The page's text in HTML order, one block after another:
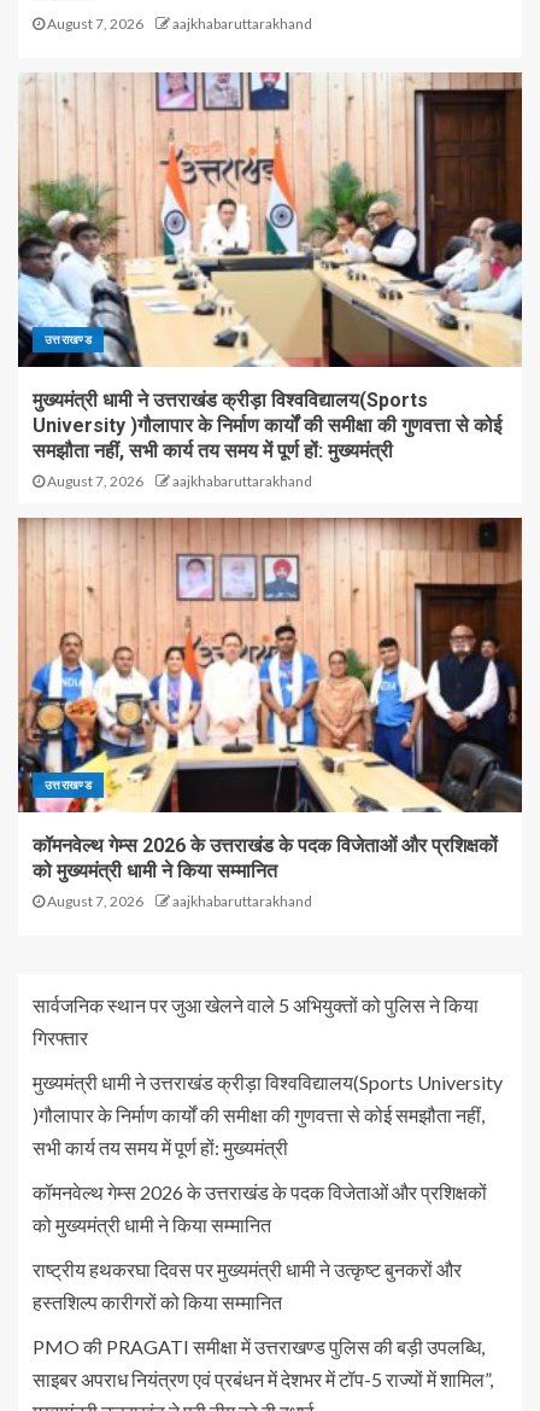
August 7, 2026 aajkhabaruttarakhand
उत्तराखण्ड
मुख्यमंत्री धामी ने उत्तराखंड क्रीड़ा विश्वविद्यालय(Sports
University )गौलापार के निर्माण कार्यों की समीक्षा की गुणवत्ता से कोई
समझौता नहीं, सभी कार्य तय समय में पूर्ण हों: मुख्यमंत्री
August 7, 2026 aajkhabaruttarakhand
उत्तराखण्ड
कॉमनवेल्थ गेम्स 2026 के उत्तराखंड के पदक विजेताओं और प्रशिक्षकों
को मुख्यमंत्री धामी ने किया सम्मानित
August 7, 2026 aajkhabaruttarakhand
सार्वजनिक स्थान पर जुआ खेलने वाले 5 अभियुक्तों को पुलिस ने किया
गिरफ्तार
मुख्यमंत्री धामी ने उत्तराखंड क्रीड़ा विश्वविद्यालय(Sports University
)गौलापार के निर्माण कार्यों की समीक्षा की गुणवत्ता से कोई समझौता नहीं,
सभी कार्य तय समय में पूर्ण हों: मुख्यमंत्री
कॉमनवेल्थ गेम्स 2026 के उत्तराखंड के पदक विजेताओं और प्रशिक्षकों
को मुख्यमंत्री धामी ने किया सम्मानित
राष्ट्रीय हथकरघा दिवस पर मुख्यमंत्री धामी ने उत्कृष्ट बुनकरों और
हस्तशिल्प कारीगरों को किया सम्मानित
PMO की PRAGATI समीक्षा में उत्तराखण्ड पुलिस की बड़ी उपलब्धि,
साइबर अपराध नियंत्रण एवं प्रबंधन में देशभर में टॉप-5 राज्यों में शामिल”,